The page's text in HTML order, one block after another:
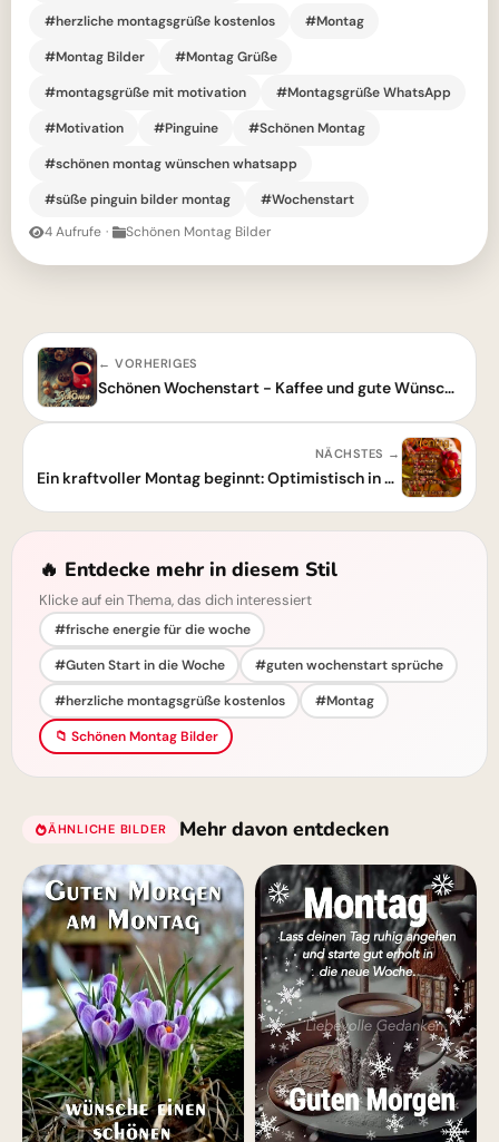
#herzliche montagsgrüße kostenlos
#Montag
#Montag Bilder
#Montag Grüße
#montagsgrüße mit motivation
#Montagsgrüße WhatsApp
#Motivation
#Pinguine
#Schönen Montag
#schönen montag wünschen whatsapp
#süße pinguin bilder montag
#Wochenstart
4 Aufrufe · Schönen Montag Bilder
← VORHERIGES
Schönen Wochenstart - Kaffee und gute Wünsche für einen perfekten Montag
NÄCHSTES →
Ein kraftvoller Montag beginnt: Optimistisch in die Arbeitswoche!
🔥 Entdecke mehr in diesem Stil
Klicke auf ein Thema, das dich interessiert
#frische energie für die woche
#Guten Start in die Woche
#guten wochenstart sprüche
#herzliche montagsgrüße kostenlos
#Montag
📁 Schönen Montag Bilder
ÄHNLICHE BILDER Mehr davon entdecken